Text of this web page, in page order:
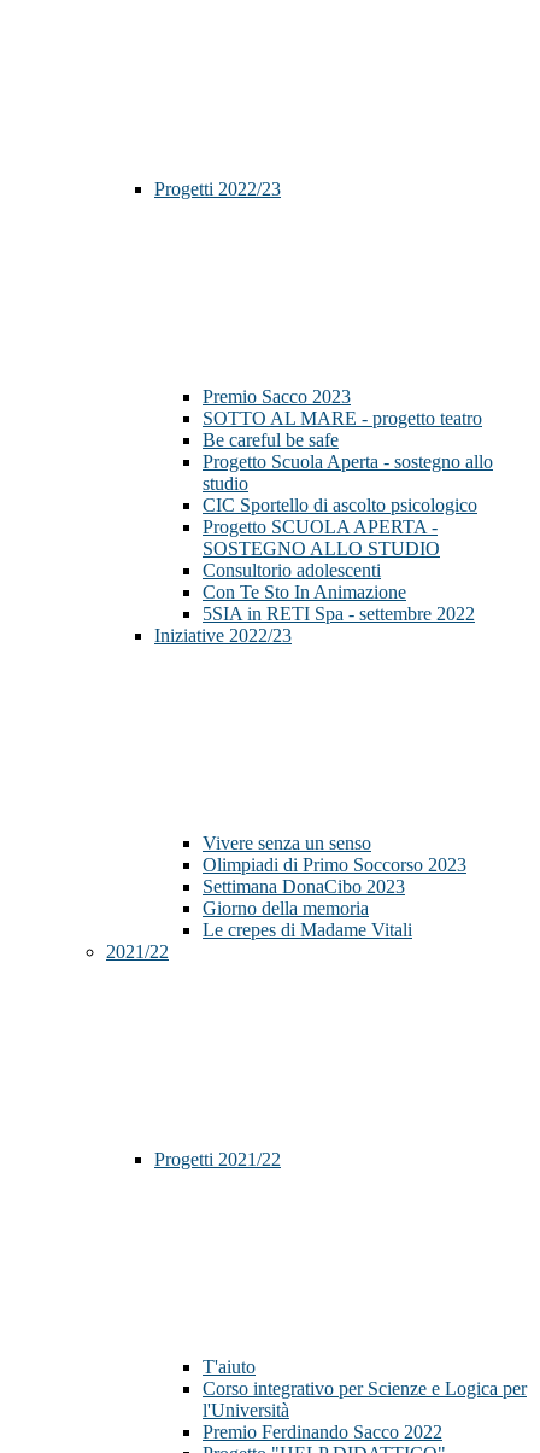
Progetti 2022/23
Premio Sacco 2023
SOTTO AL MARE - progetto teatro
Be careful be safe
Progetto Scuola Aperta - sostegno allo
studio
CIC Sportello di ascolto psicologico
Progetto SCUOLA APERTA -
SOSTEGNO ALLO STUDIO
Consultorio adolescenti
Con Te Sto In Animazione
5SIA in RETI Spa - settembre 2022
Iniziative 2022/23
Vivere senza un senso
Olimpiadi di Primo Soccorso 2023
Settimana DonaCibo 2023
Giorno della memoria
Le crepes di Madame Vitali
2021/22
Progetti 2021/22
T'aiuto
Corso integrativo per Scienze e Logica per
l'Università
Premio Ferdinando Sacco 2022